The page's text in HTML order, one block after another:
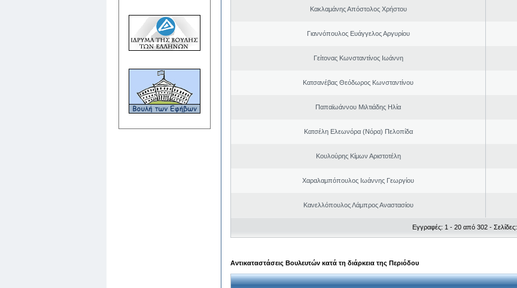
Κακλαμάνης Απόστολος Χρήστου
Γιαννόπουλος Ευάγγελος Αργυρίου
Γείτονας Κωνσταντίνος Ιωάννη
Κατσανέβας Θεόδωρος Κωνσταντίνου
Παπαϊωάννου Μιλτιάδης Ηλία
Κατσέλη Ελεωνόρα (Νόρα) Πελοπίδα
Κουλούρης Κίμων Αριστοτέλη
Χαραλαμπόπουλος Ιωάννης Γεωργίου
Κανελλόπουλος Λάμπρος Αναστασίου
Εγγραφές: 1 - 20 από 302 - Σελίδες:
Αντικαταστάσεις Βουλευτών κατά τη διάρκεια της Περιόδου